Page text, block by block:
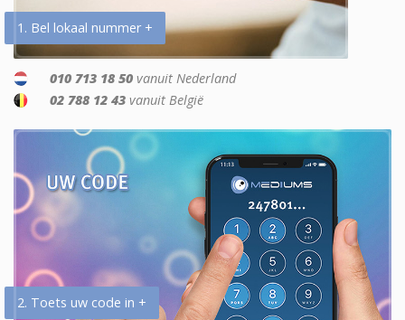
1. Bel lokaal nummer +
010 713 18 50 vanuit Nederland
02 788 12 43 vanuit België
2. Toets uw code in +